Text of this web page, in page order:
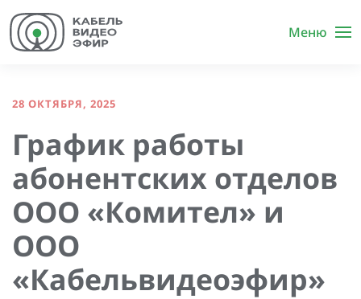
Меню
28 ОКТЯБРЯ, 2025
График работы
абонентских отделов
ООО «Комител» и
ООО
«Кабельвидеоэфир»